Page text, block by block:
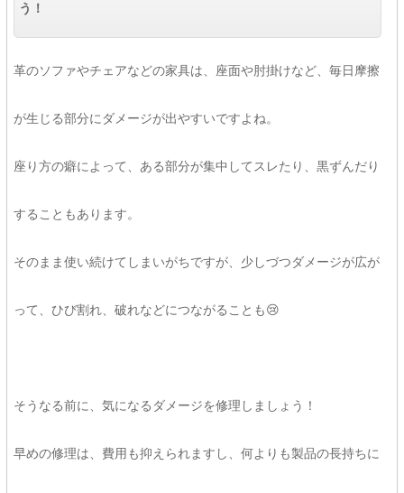
う！
革のソファやチェアなどの家具は、座面や肘掛けなど、毎日摩擦
が生じる部分にダメージが出やすいですよね。
座り方の癖によって、ある部分が集中してスレたり、黒ずんだり
することもあります。
そのまま使い続けてしまいがちですが、少しづつダメージが広が
って、ひび割れ、破れなどにつながることも😢
そうなる前に、気になるダメージを修理しましょう！
早めの修理は、費用も抑えられますし、何よりも製品の長持ちに